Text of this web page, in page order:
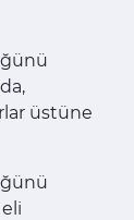
üstüne